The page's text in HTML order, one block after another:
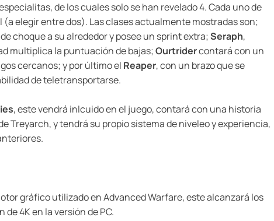
de los cuales solo se han revelado 4. Cada uno de
elegir entre dos). Las clases actualmente mostradas son;
choque a su alrededor y posee un sprint extra;Seraph,
multiplica la puntuación de bajas;Ourtridercontará con un
cercanos; y por último el Reaper, con un brazo que se
de teletransportarse.
, este vendrá inlcuido en el juego, contará con una historia
Treyarch, y tendrá su propio sistema de niveleo y experiencia,
gráfico utilizado en Advanced Warfare, este alcanzará los
4K en la versión de PC.